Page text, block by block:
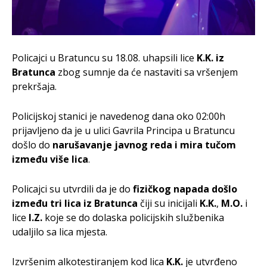
Policajci u Bratuncu su 18.08. uhapsili lice K.K. iz
Bratunca zbog sumnje da će nastaviti sa vršenjem
prekršaja.
Policijskoj stanici je navedenog dana oko 02:00h
prijavljeno da je u ulici Gavrila Principa u Bratuncu
došlo do narušavanje javnog reda i mira tučom
između više lica.
Policajci su utvrdili da je do fizičkog napada došlo
između tri lica iz Bratunca čiji su inicijali K.K., M.O. i
lice I.Z. koje se do dolaska policijskih službenika
udaljilo sa lica mjesta.
Izvršenim alkotestiranjem kod lica K.K. je utvrđeno